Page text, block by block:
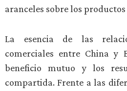
aranceles sobre los
La esencia de las
comerciales entre China y
beneficio mutuo y los
compartida. Frente a las